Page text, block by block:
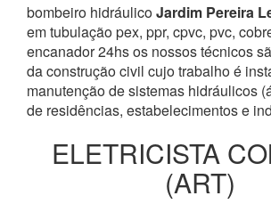
bombeiro hidráulicoJardim Pereira
em tubulação pex, ppr, cpvc, pvc,
encanador 24hs os nossos técnicos
da construção civil cujo trabalho é
manutenção de sistemas hidráulicos
de residências, estabelecimentos e
ELETRICISTA
(ART)